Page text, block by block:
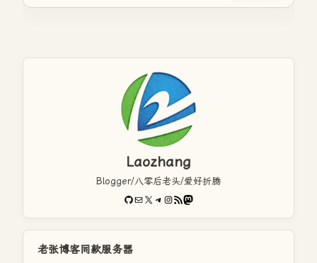
Laozhang
Blogger/八零后老头/爱好折腾
GitHub
电子邮件X Telegram
Instagram
RSS FeedMastodon
老张博客同款服务器